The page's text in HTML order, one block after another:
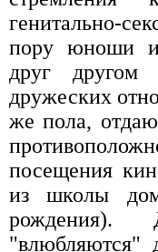
генитально-
пору юноши и
друг
дружеских
же пола,
посещения
из школы
"влюбляются"